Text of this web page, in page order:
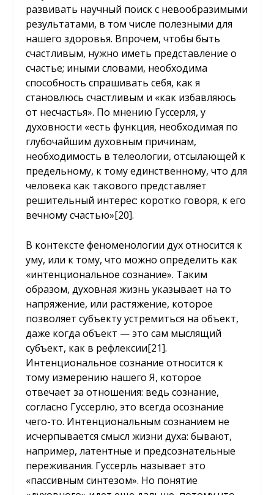
развивать научный поиск с невообразимыми
результатами, в том числе полезными для
нашего здоровья. Впрочем, чтобы быть
счастливым, нужно иметь представление о
счастье; иными словами, необходима
способность спрашивать себя, как я
становлюсь счастливым и «как избавляюсь
от несчастья». По мнению Гуссерля, у
духовности «есть функция, необходимая по
глубочайшим духовным причинам,
необходимость в телеологии, отсылающей к
предельному, к тому единственному, что для
человека как такового представляет
решительный интерес: коротко говоря, к его
вечному счастью»[20].
В контексте феноменологии дух относится к
уму, или к тому, что можно определить как
«интенциональное сознание». Таким
образом, духовная жизнь указывает на то
напряжение, или растяжение, которое
позволяет субъекту устремиться на объект,
даже когда объект — это сам мыслящий
субъект, как в рефлексии[21].
Интенциональное сознание относится к
тому измерению нашего Я, которое
отвечает за отношения: ведь сознание,
согласно Гуссерлю, это всегда осознание
чего-то. Интенциональным сознанием не
исчерпывается смысл жизни духа: бывают,
например, латентные и предсознательные
переживания. Гуссерль называет это
«пассивным синтезом». Но понятие